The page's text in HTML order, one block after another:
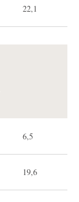
22,1
6,5
19,6